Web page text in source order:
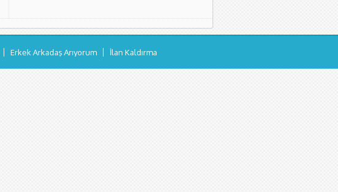
Erkek Arkadaş Arıyorum İlan Kaldırma